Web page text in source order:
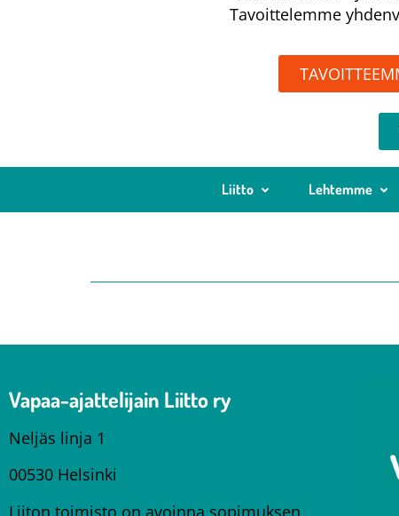
Tavoittelemme
Liitto Lehtemme
Vapaa-ajattelijain Liitto ry
Neljäs linja 1
00530 Helsinki
Liiton toimisto on avoinna sopimuksen